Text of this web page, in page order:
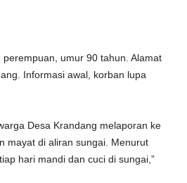
perempuan, umur 90 tahun. Alamat
Informasi awal, korban lupa
Desa Krandang melaporan ke
mayat di aliran sungai. Menurut
hari mandi dan cuci di sungai,”